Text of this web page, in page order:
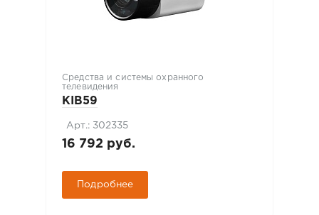
Средства и системы охранного
телевидения
KIB59
Арт.: 302335
16 792 руб.
Подробнее